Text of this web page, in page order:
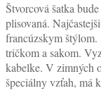
Štvorcová šatka
plisovaná.
francúzskym
tričkom a sakom.
kabelke. V zimných
špeciálny vzťah, má